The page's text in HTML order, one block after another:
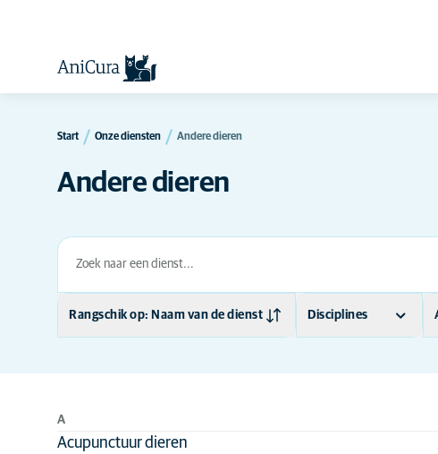
Start Onze diensten Andere dieren
Andere dieren
Rangschik op: Naam van de dienst Disciplines
A
Acupunctuur dieren